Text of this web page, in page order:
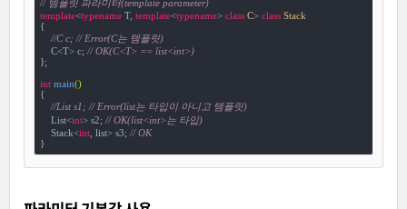
// 템플릿 파라미터(template parameter)
template<typename T, template<typename> class C> class Stack
{
//C c; // Error(C는 템플릿)
    C<T> c;
// OK(C<T> == list<int>)
};
int main()
{
//List s1; // Error(list는 타입이 아니고 템플릿)
    List<
int> s2; // OK(list<int>는 타입)
    Stack<
int, list> s3; // OK